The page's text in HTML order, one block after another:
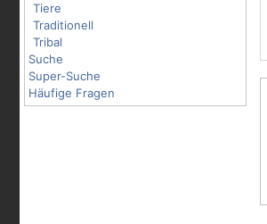
Tiere
Traditionell
Tribal
Suche
Super-Suche
Häufige Fragen